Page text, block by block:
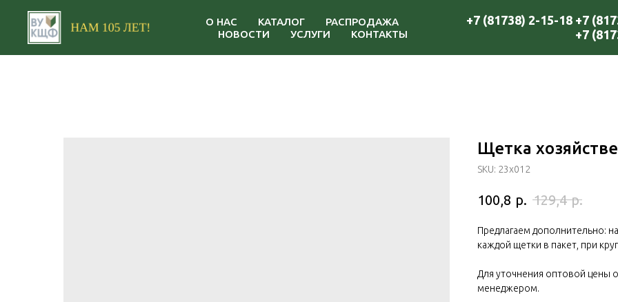
О НАС КАТАЛОГ
РАСПРОДАЖА
НОВОСТИ
УСЛУГИ КОНТАКТЫ
+7 (81738) 2-15-18 +7
+7
Щетка
SKU: 23х012
100,8 р. 129,4 р.
Предлагаем дополнительно:
каждой щетки в пакет, при
Для уточнения оптовой цены
менеджером.